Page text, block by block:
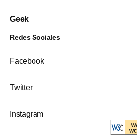
Geek
Redes Sociales
Facebook
Twitter
Instagram